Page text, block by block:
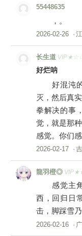
55448635
，。
2026-02-26 ·
长生道
好烂呐
好混沌的
灭，然后真
拳解决的事
觉，就是那
感觉。你们
2026-02-17 ·
龍羽橙◎
感觉主角
西，回归日
击，脚踩雪
2026-02-16 ·